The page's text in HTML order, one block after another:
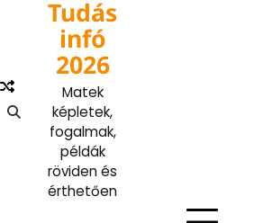
Tudás
infó
2026
Matek
képletek,
fogalmak,
példák
röviden és
érthetően